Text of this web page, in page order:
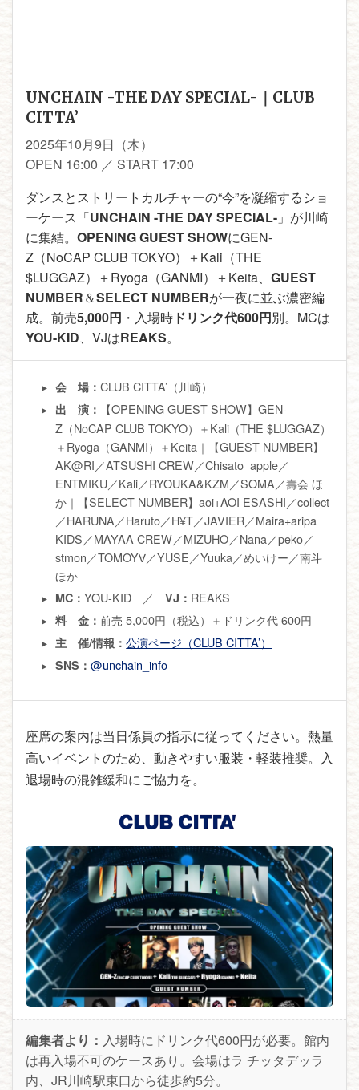
UNCHAIN -THE DAY SPECIAL-｜CLUB
CITTA’
2025年10月9日（木）
OPEN 16:00 ／ START 17:00
ダンスとストリートカルチャーの“今”を凝縮するショ
ーケース「UNCHAIN -THE DAY SPECIAL- 」が川崎
に集結。 OPENING GUEST SHOWにGEN-
Z（NoCAP CLUB TOKYO）＋Kali（THE
$LUGGAZ）＋Ryoga（GANMI）＋Keita、 GUEST
NUMBER＆SELECT NUMBERが一夜に並ぶ濃密編
成。前売5,000円 ・入場時 ドリンク代600円別。MCは
YOU-KID、VJはREAKS。
会 場：CLUB CITTA’（川崎）
出 演：
【OPENING GUEST SHOW】GEN-
Z（NoCAP CLUB TOKYO）＋Kali（THE $LUGGAZ）
＋Ryoga（GANMI）＋Keita｜【GUEST NUMBER】
AK@RI／ATSUSHI CREW／Chisato_apple／
ENTMIKU／Kali／RYOUKA&KZM／SOMA／壽会 ほ
か｜【SELECT NUMBER】aoi+AOI ESASHI／collect
／HARUNA／Haruto／H¥T／JAVIER／Maira+aripa
KIDS／MAYAA CREW／MIZUHO／Nana／peko／
stmon／TOMOY∀／YUSE／Yuuka／めいけー／南斗
ほか
MC：YOU-KID ／VJ： REAKS
料 金：前売 5,000円（税込）＋ドリンク代 600円
主 催/情報：公演ページ（CLUB CITTA’）
SNS：@unchain_info
座席の案内は当日係員の指示に従ってください。熱量
高いイベントのため、動きやすい服装・軽装推奨。入
退場時の混雑緩和にご協力を。
編集者より： 入場時にドリンク代600円が必要。館内
は再入場不可のケースあり。会場はラ チッタデッラ
内、JR川崎駅東口から徒歩約5分。